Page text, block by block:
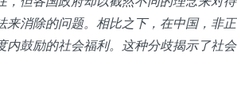
消除的问题。相比之下，在中国，非正
鼓励的社会福利。这种分歧揭示了社会